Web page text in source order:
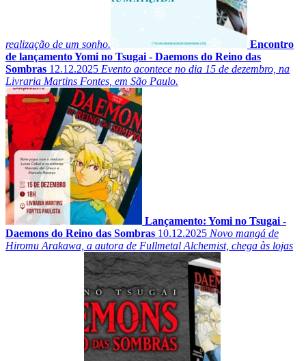
realização de um sonho.
Encontro
de lançamento Yomi no Tsugai - Daemons do Reino das
Sombras 12.12.2025 Evento acontece no dia 15 de dezembro, na
Livraria Martins Fontes, em São Paulo.
Lançamento: Yomi no Tsugai -
Daemons do Reino das Sombras 10.12.2025 Novo mangá de
Hiromu Arakawa, a autora de Fullmetal Alchemist, chega às lojas